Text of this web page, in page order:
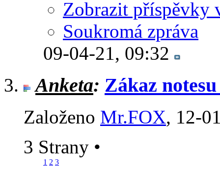
Zobrazit příspěvky
Soukromá zpráva
09-04-21, 09:32
Anketa: Zákaz
Založeno Mr.FOX‎, 12-
3 Strany •
1 2 3